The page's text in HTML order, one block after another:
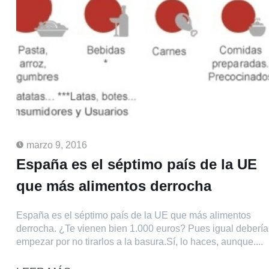
marzo 9, 2016
España es el séptimo país de la UE
que más alimentos derrocha
España es el séptimo país de la UE que más alimentos
derrocha. ¿Te vienen bien 1.000 euros? Pues igual
empezar por no tirarlos a la basura.Sí, lo haces, aunque....